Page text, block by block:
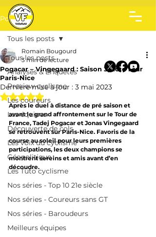
Post
Tous les posts
Analyses & Enquêtes
Preview cyclisme
Les coureurs
Les équipes
Découverte de cols
Les voix du cyclisme
Géopolitique
Les Tuto cyclisme
Nos séries - Top 10 21e siècle
Nos séries - Coureurs sans GT
Nos séries - Baroudeurs
Meilleurs équipes
Tous les posts
Pogacar – Vingegaard : Saison 3, acte 1 sur
Paris-Nice
Romain Bougourd
3 min de lecture
Dernière mise à jour : 3 mai 2023
Noté NaN étoiles sur 5.
Après le duel à distance de pré saison et
avant le grand affrontement sur le Tour de
France, Tadej Pogacar et Jonas Vingegaard
se retrouvent sur Paris-Nice. Favoris de la
course au soleil pour leurs premières
participations, les deux champions se
montrent sereins et amis avant d’en
découdre.